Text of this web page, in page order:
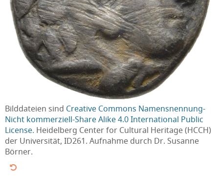
Bilddateien sind Creative Commons Namensnennung-
Nicht kommerziell-Share Alike 4.0 International Public
License. Heidelberg Center for Cultural Heritage (HCCH)
der Universität, ID261. Aufnahme durch Dr. Susanne
Börner.